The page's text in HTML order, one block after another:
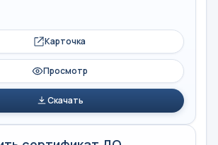
Карточка
Просмотр
Скачать